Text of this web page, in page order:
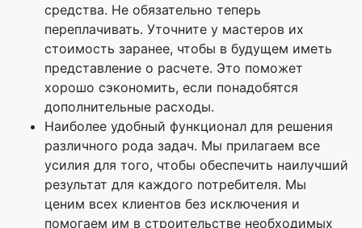
средства. Не обязательно теперь
переплачивать. Уточните у мастеров их
стоимость заранее, чтобы в будущем иметь
представление о расчете. Это поможет
хорошо сэкономить, если понадобятся
дополнительные расходы.
Наиболее удобный функционал для решения
различного рода задач. Мы прилагаем все
усилия для того, чтобы обеспечить наилучший
результат для каждого потребителя. Мы
ценим всех клиентов без исключения и
помогаем им в строительстве необходимых